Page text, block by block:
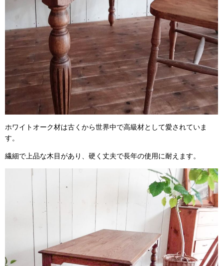
ホワイトオーク材は古くから世界中で高級材として愛されていま
す。
繊細で上品な木目があり、硬く丈夫で長年の使用に耐えます。